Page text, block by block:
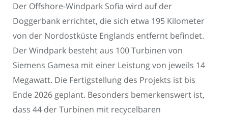
Der Offshore-Windpark Sofia wird auf der
Doggerbank errichtet, die sich etwa 195 Kilometer
von der Nordostküste Englands entfernt befindet.
Der Windpark besteht aus 100 Turbinen von
Siemens Gamesa mit einer Leistung von jeweils 14
Megawatt. Die Fertigstellung des Projekts ist bis
Ende 2026 geplant. Besonders bemerkenswert ist,
dass 44 der Turbinen mit recycelbaren